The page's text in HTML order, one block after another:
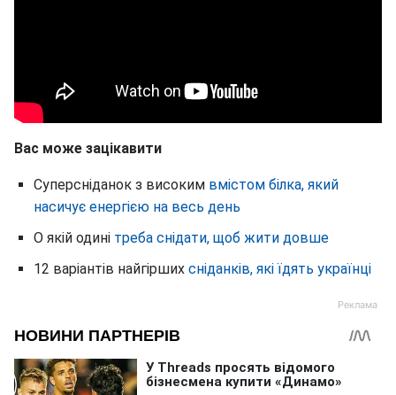
Вас може зацікавити
Суперсніданок з високим вмістом білка, який
насичує енергією на весь день
О якій одині треба снідати, щоб жити довше
12 варіантів найгірших сніданків, які їдять українці